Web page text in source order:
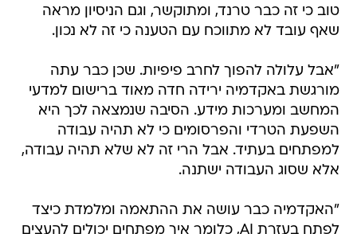
טוב כי זה כבר טרנד, ומתוקשר, וגם הניסיון מראה
שאף עובד לא מתווכח עם הטענה כי זה לא נכון.
"אבל עלולה להפוך לחרב פיפיות. שכן כבר עתה
מורגשת באקדמיה ירידה חדה מאוד ברישום למדעי
המחשב ומערכות מידע. הסיבה שנמצאה לכך היא
השפעת הטרדי והפרסומים כי לא תהיה עבודה
למפתחים בעתיד. אבל הרי זה לא שלא תהיה עבודה,
אלא שסוג העבודה ישתנה.
"האקדמיה כבר עושה את ההתאמה ומלמדת כיצד
לפתח בעזרת AI, כלומר איך מפתחים יכולים להעצים